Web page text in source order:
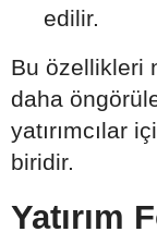
edilir.
Bu özellikleri
daha
yatırımcılar
biridir.
Yatırım